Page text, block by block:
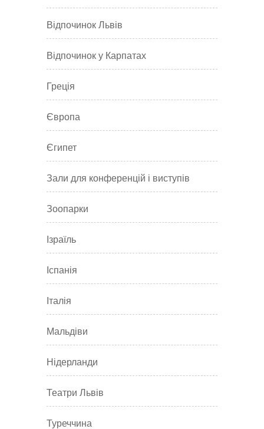
Відпочинок Львів
Відпочинок у Карпатах
Греція
Європа
Єгипет
Зали для конференцій і виступів
Зоопарки
Ізраїль
Іспанія
Італія
Мальдіви
Нідерланди
Театри Львів
Туреччина